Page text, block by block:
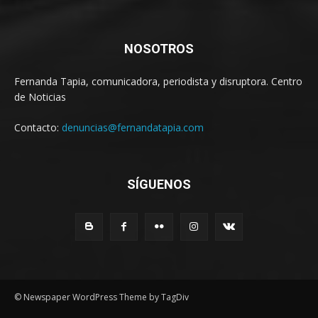
NOSOTROS
Fernanda Tapia, comunicadora, periodista y disruptora. Centro
de Noticias
Contacto: denuncias@fernandatapia.com
SÍGUENOS
© Newspaper WordPress Theme by TagDiv